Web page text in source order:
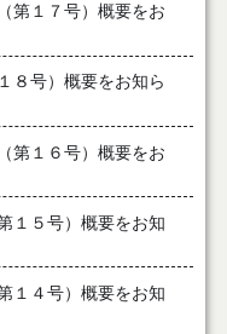
第１７号）概要をお
８号）概要をお知ら
第１６号）概要をお
１５号）概要をお知
１４号）概要をお知